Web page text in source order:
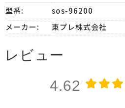
型番:
sos-96200
メーカー:
東プレ株式会社
レビュー
4.62